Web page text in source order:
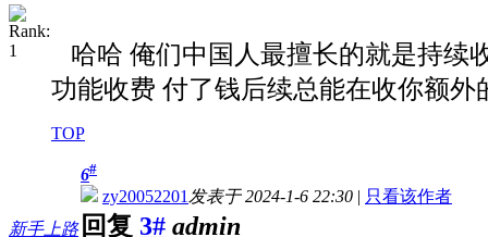
哈哈 俺们中国人最擅长的就是持续
功能收费 付了钱后续总能在收你额外
TOP
新手上路
6#
zy20052201 发表于 2024-1-6 22:30 | 只看该作者
回复 3# admin